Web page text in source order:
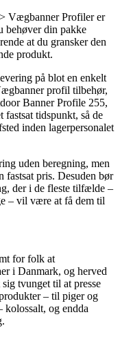
Vægbanner Profiler er
behøver din pakke
at du gransker den
produkt.
på blot en enkelt
profil tilbehør,
Banner Profile 255,
fastsat tidspunkt, så de
inden lagerpersonalet
uden beregning, men
fastsat pris. Desuden bør
der i de fleste tilfælde –
– vil være at få dem til
for folk at
i Danmark, og herved
tvunget til at presse
– til piger og
kolossalt, og endda